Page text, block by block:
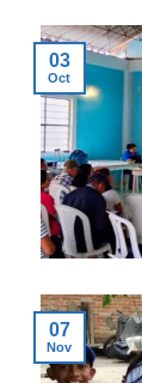
03
Oct
07
Nov